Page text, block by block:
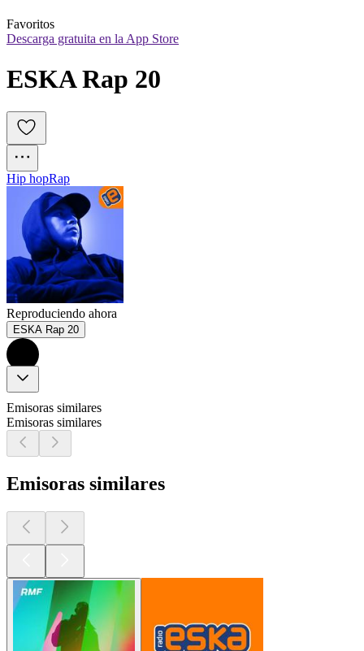
Favoritos
Descarga gratuita en la App Store
ESKA Rap 20
Hip hopRap
Reproduciendo ahora
ESKA Rap 20
Emisoras similares
Emisoras similares
Emisoras similares